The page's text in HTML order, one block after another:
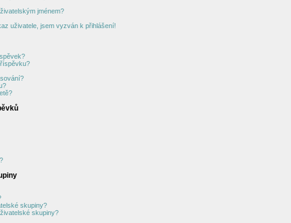
jménem?
uživatele, jsem vyzván k přihlášení!
skupiny?
skupiny?